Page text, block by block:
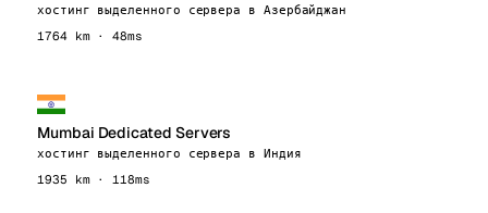
хостинг выделенного сервера в Азербайджан
1764 km · 48ms
Mumbai Dedicated Servers
хостинг выделенного сервера в Индия
1935 km · 118ms